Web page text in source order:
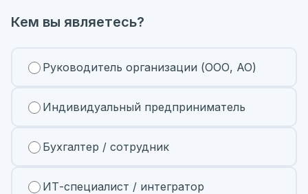
Кем вы являетесь?
Руководитель организации (ООО, АО)
Индивидуальный предприниматель
Бухгалтер / сотрудник
ИТ-специалист / интегратор